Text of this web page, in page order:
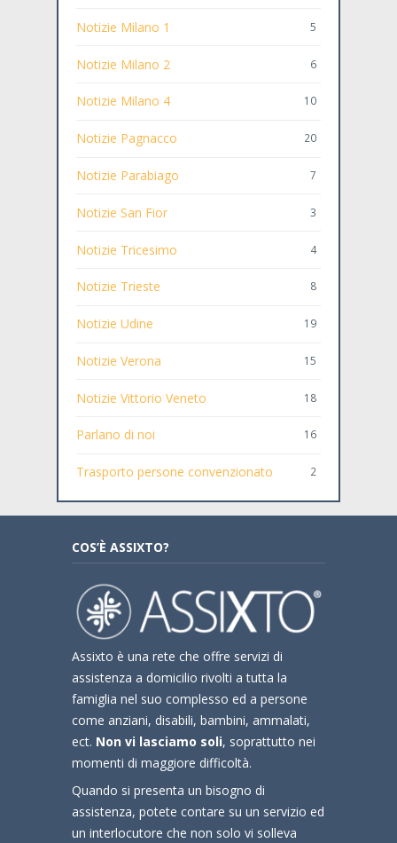
Notizie Milano 1 5
Notizie Milano 2 6
Notizie Milano 4 10
Notizie Pagnacco 20
Notizie Parabiago 7
Notizie San Fior 3
Notizie Tricesimo 4
Notizie Trieste 8
Notizie Udine 19
Notizie Verona 15
Notizie Vittorio Veneto 18
Parlano di noi 16
Trasporto persone convenzionato 2
COS’È ASSIXTO?
Assixto è una rete che offre servizi di
assistenza a domicilio rivolti a tutta la
famiglia nel suo complesso ed a persone
come anziani, disabili, bambini, ammalati,
ect. Non vi lasciamo soli, soprattutto nei
momenti di maggiore difficoltà.
Quando si presenta un bisogno di
assistenza, potete contare su un servizio ed
un interlocutore che non solo vi solleva